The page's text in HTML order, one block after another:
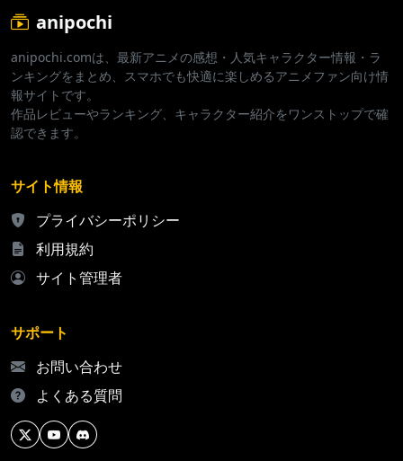
anipochi
anipochi.comは、最新アニメの感想・人気キャラクター情報・ラ
ンキングをまとめ、スマホでも快適に楽しめるアニメファン向け情
報サイトです。
作品レビューやランキング、キャラクター紹介をワンストップで確
認できます。
サイト情報
プライバシーポリシー
利用規約
サイト管理者
サポート
お問い合わせ
よくある質問